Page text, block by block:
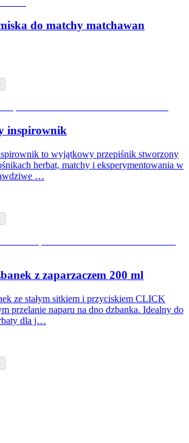
do matchy matchawan
inspirownik
to wyjątkowy przepiśnik stworzony
herbat, matchy i eksperymentowania w
…
z zaparzaczem 200 ml
ze stałym sitkiem i przyciskiem CLICK
przelanie naparu na dno dzbanka. Idealny do
dla j…